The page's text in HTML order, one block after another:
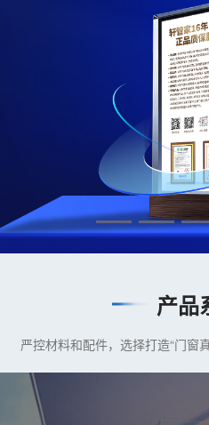
产品
严控材料和配件，选择打造“门窗